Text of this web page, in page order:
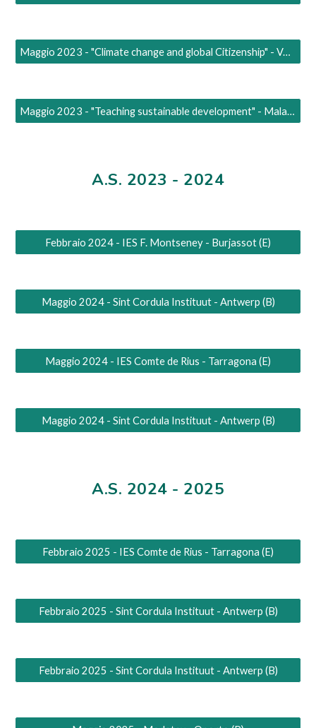
Maggio 2023 - "Climate change and global Citizenship" - Valencia (E)
Maggio 2023 - "Teaching sustainable development" - Malaga
A.S. 2023 - 2024
Febbraio 2024 - IES F. Montseney - Burjassot (E)
Maggio 2024 - Sint Cordula Instituut - Antwerp (B)
Maggio 2024 - IES Comte de Rius - Tarragona (E)
Maggio 2024 - Sint Cordula Instituut - Antwerp (B)
A.S. 2024 - 2025
Febbraio 2025 - IES Comte de Rius - Tarragona (E)
Febbraio 2025 - Sint Cordula Instituut - Antwerp (B)
Febbraio 2025 - Sint Cordula Instituut - Antwerp (B)